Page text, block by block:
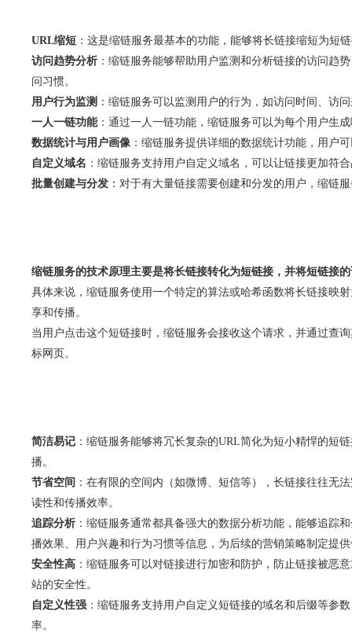
URL缩短 ： 这是缩链服务最基本的功能，能够将长链接缩短为短
访问趋势分析 ： 缩链服务能够帮助用户监测和分析链接的访问趋
问习惯。
用户行为监测 ： 缩链服务可以监测用户的行为，如访问时间、访
一人一链功能： 通过一人一链功能，缩链服务可以为每个用户生
数据统计与用户画像 ： 缩链服务提供详细的数据统计功能，用户
自定义域名 ： 缩链服务支持用户自定义域名，可以让链接更加符
批量创建与分发 ： 对于有大量链接需要创建和分发的用户，缩链
缩链服务的技术原理主要是将长链接转化为短链接，并将短链接
具体来说，缩链服务使用一个特定的算法或哈希函数将长链接映
享和传播。
当用户点击这个短链接时，缩链服务会接收这个请求，并通过查
标网页。
简洁易记 ： 缩链服务能够将冗长复杂的URL简化为短小精悍的短
播。
节省空间 ： 在有限的空间内（如微博、短信等），长链接往往无
读性和传播效率。
追踪分析 ： 缩链服务通常都具备强大的数据分析功能，能够追踪
播效果、用户兴趣和行为习惯等信息，为后续的营销策略制定提
安全性高 ： 缩链服务可以对链接进行加密和防护，防止链接被恶
站的安全性。
自定义性强 ： 缩链服务支持用户自定义短链接的域名和后缀等参
率。